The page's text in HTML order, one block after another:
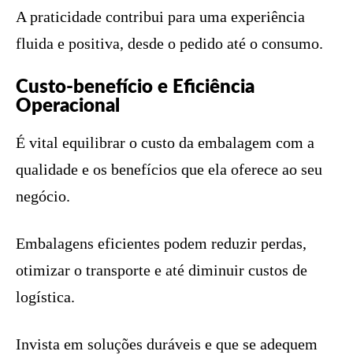
A praticidade contribui para uma experiência
fluida e positiva, desde o pedido até o consumo.
Custo-benefício e Eficiência
Operacional
É vital equilibrar o custo da embalagem com a
qualidade e os benefícios que ela oferece ao seu
negócio.
Embalagens eficientes podem reduzir perdas,
otimizar o transporte e até diminuir custos de
logística.
Invista em soluções duráveis e que se adequem